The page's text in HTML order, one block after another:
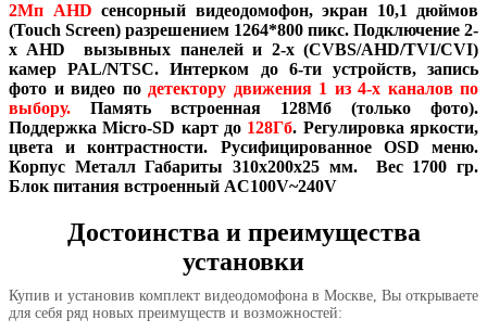
2Мп AHD сенсорный видеодомофон, экран 10,1 дюймов
(Touch Screen) разрешением 1264*800 пикс. Подключение 2-
х AHD вызывных панелей и 2-х (CVBS/AHD/TVI/CVI)
камер PAL/NTSC. Интерком до 6-ти устройств, запись
фото и видеo по детектору движения 1 из 4-х каналов по
выбору. Память встроенная 128Мб (только фото).
Поддержка Micro-SD карт до 128Гб. Регулировка яркости,
цвета и контрастности. Русифицированное OSD меню.
Корпус Металл Габариты 310х200х25 мм. Вес 1700 гр.
Блок питания встроенный AC100V~240V
Достоинства и преимущества
установки
Купив и установив комплект видеодомофона в Москве, Вы открываете
для себя ряд новых преимуществ и возможностей: